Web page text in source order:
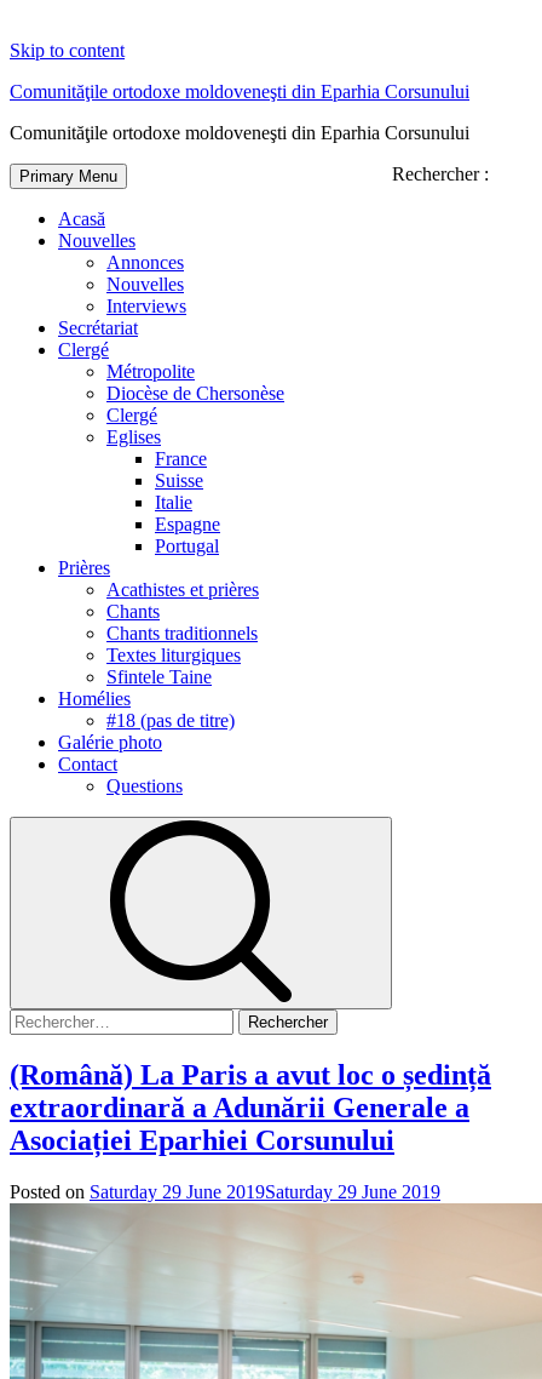
Skip to content
Comunităţile ortodoxe moldoveneşti din Eparhia Corsunului
Comunităţile ortodoxe moldoveneşti din Eparhia Corsunului
Primary Menu
Acasă
Nouvelles
Annonces
Nouvelles
Interviews
Secrétariat
Clergé
Métropolite
Diocèse de Chersonèse
Clergé
Eglises
France
Suisse
Italie
Espagne
Portugal
Prières
Acathistes et prières
Chants
Chants traditionnels
Textes liturgiques
Sfintele Taine
Homélies
#18 (pas de titre)
Galérie photo
Contact
Questions
Rechercher :
(Română) La Paris a avut loc o ședință
extraordinară a Adunării Generale a
Asociației Eparhiei Corsunului
Posted on Saturday 29 June 2019Saturday 29 June 2019